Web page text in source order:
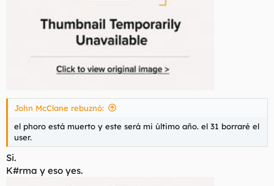
John McClane rebuznó:
el phoro está muerto y este será mi último año. el 31 borraré el
user.
Si.
K#rma y eso yes.